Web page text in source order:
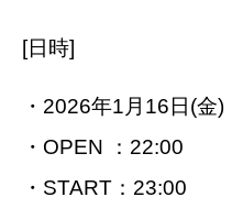
[日時]
・2026年1月16日(金)
・OPEN ：22:00
・START：23:00